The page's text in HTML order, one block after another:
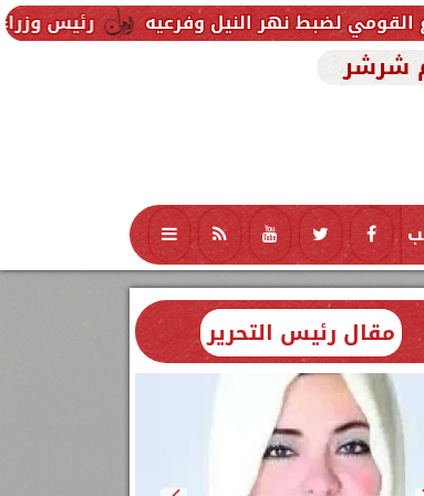
رئيس وزراء العراق يتلقى النيل وفرعيه
شرشر
تكنولوجيا منوعات محافظات
مقال رئيس التحرير